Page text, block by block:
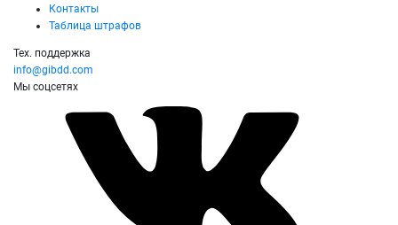
Контакты
Таблица штрафов
Тех. поддержка
info@gibdd.com
Мы соцсетях